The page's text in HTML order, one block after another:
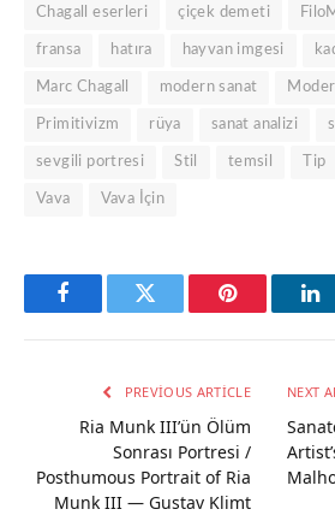
Chagall eserleri çiçek demeti
fransa hatıra hayvan imgesi
Marc Chagall modern sanat
Primitivizm rüya sanat analizi
sevgili portresi Stil temsil Tip
Vava Vava İçin
FacebookTwitter Pinterest
PREVIOUS ARTICLE
Ria Munk III’ün Ölüm
Sonrası Portresi /
Posthumous Portrait of Ria
Munk III — Gustav Klimt
NEXT